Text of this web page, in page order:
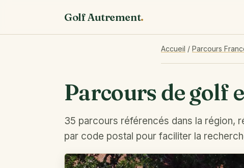
Golf Autrement.
Accueil / Parcours
Parcours de golf
35 parcours référencés dans la région,
par code postal pour faciliter la